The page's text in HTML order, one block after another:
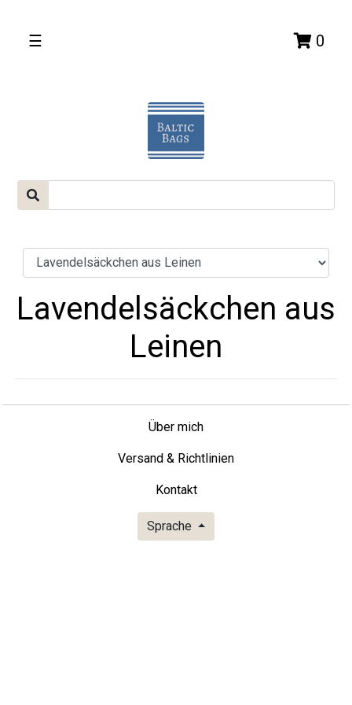
☰ 0
Lavendelsäckchen aus
Leinen
Über mich
Versand & Richtlinien
Kontakt
Sprache